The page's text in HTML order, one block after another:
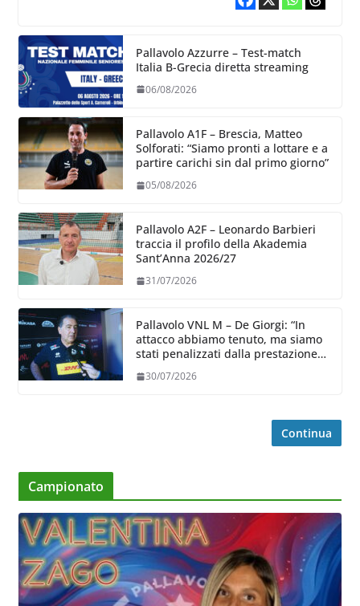
Pallavolo Azzurre – Test-match
Italia B-Grecia diretta streaming
06/08/2026
Pallavolo A1F – Brescia, Matteo
Solforati: “Siamo pronti a lottare e a
partire carichi sin dal primo giorno”
05/08/2026
Pallavolo A2F – Leonardo Barbieri
traccia il profilo della Akademia
Sant’Anna 2026/27
31/07/2026
Pallavolo VNL M – De Giorgi: “In
attacco abbiamo tenuto, ma siamo
stati penalizzati dalla prestazione
30/07/2026
Continua
Campionato